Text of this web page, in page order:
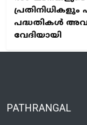
പദ്ധതികൾ
വേദിയായി
PATHRANGAL